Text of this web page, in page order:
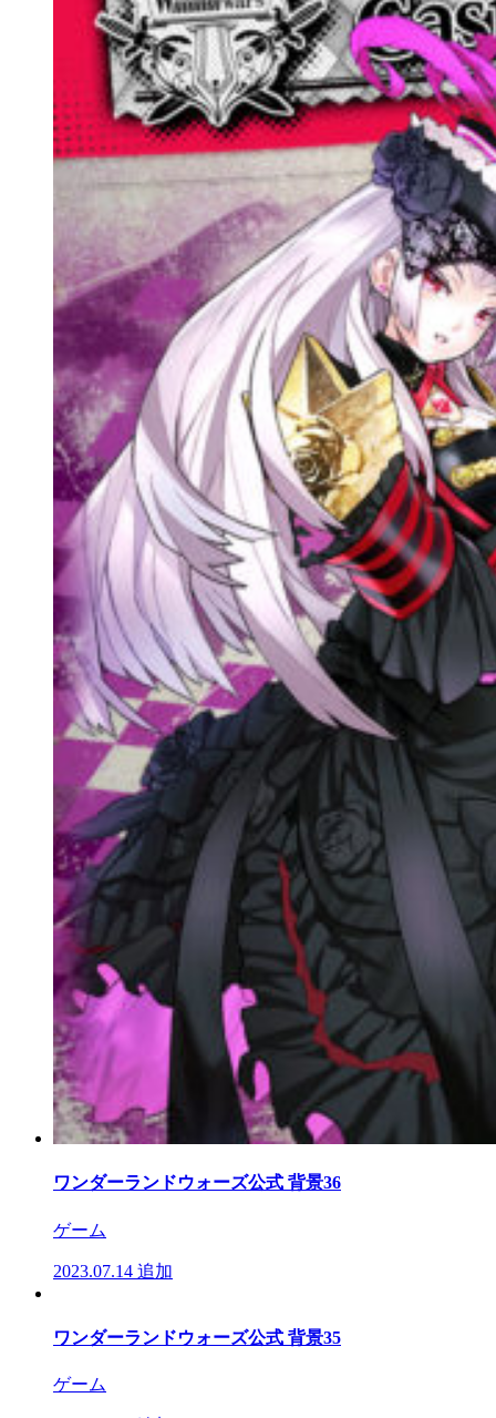
ワンダーランドウォーズ公式 背景36
ゲーム
2023.07.14 追加
ワンダーランドウォーズ公式 背景35
ゲーム